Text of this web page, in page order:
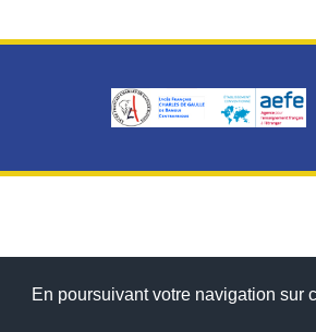
En poursuivant votre navigation sur